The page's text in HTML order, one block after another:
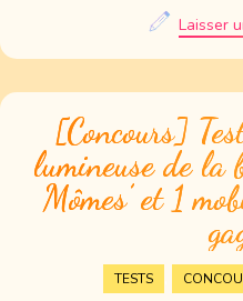
Laisser
[Concours]
lumineuse de la
Mômes’ et 1
TESTS